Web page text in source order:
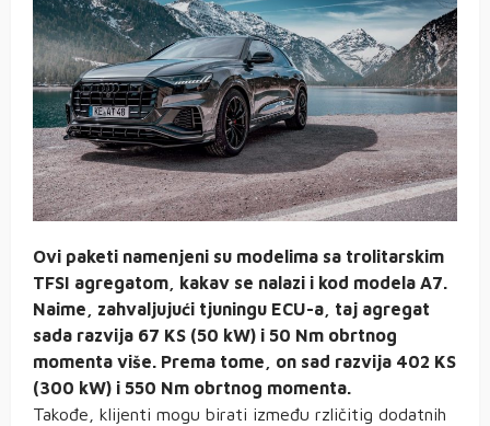
Ovi paketi namenjeni su modelima sa trolitarskim
TFSI agregatom, kakav se nalazi i kod modela A7.
Naime, zahvaljujući tjuningu ECU-a, taj agregat
sada razvija 67 KS (50 kW) i 50 Nm obrtnog
momenta više. Prema tome, on sad razvija 402 KS
(300 kW) i 550 Nm obrtnog momenta.
Takođe, klijenti mogu birati između rzličitig dodatnih